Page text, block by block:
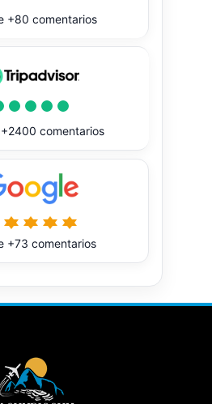
+80 comentarios
+2400 comentarios
+73 comentarios